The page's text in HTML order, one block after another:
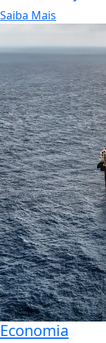
Saiba Mais
Economia